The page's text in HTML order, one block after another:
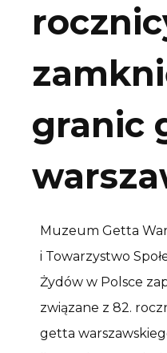
granic
Muzeum Getta
i Towarzystwo
Żydów w Polsce
związane z 82.
getta